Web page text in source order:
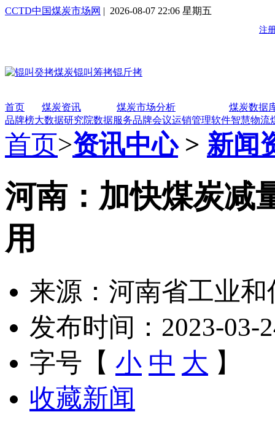
CCTD中国煤炭市场网 | 2026-08-07 22:06 星期五
首页 煤炭资讯 煤炭市场分析
煤炭数据
品牌榜大数据研究院数据服务品牌会议运销管理软件智慧物流
首页>资讯中心> 新闻
河南：加快煤炭减
用
来源：河南省工业和
发布时间：2023-03-
字号【 小 中 大 】
收藏新闻